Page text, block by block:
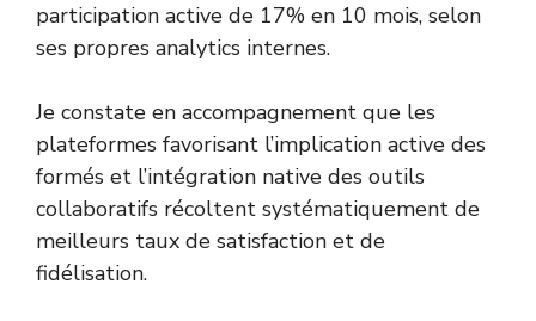
participation active de 17% en 10 mois, selon
ses propres analytics internes.
Je constate en accompagnement que les
plateformes favorisant l’implication active des
formés et l’intégration native des outils
collaboratifs récoltent systématiquement de
meilleurs taux de satisfaction et de
fidélisation.